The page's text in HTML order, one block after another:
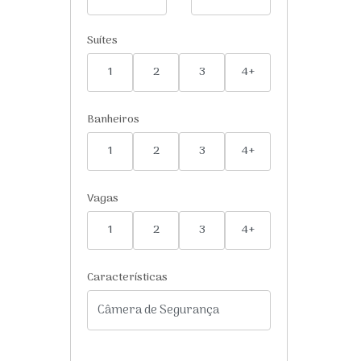
Suítes
1
2 3 4+
Banheiros
1
2 3 4+
Vagas
1
2 3 4+
Características